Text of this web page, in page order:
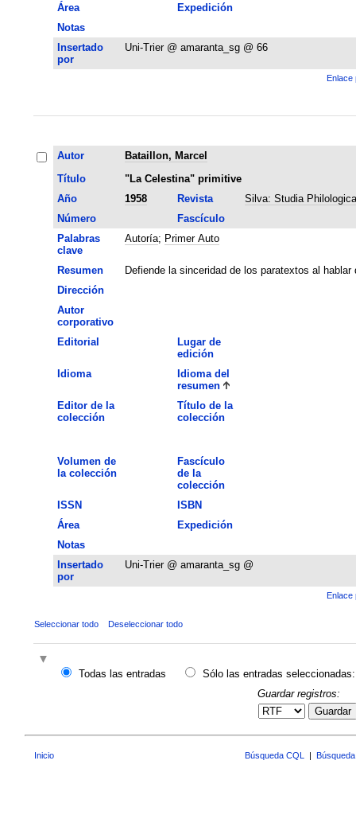
Área
Expedición
Notas
Insertado
por
Uni-Trier @ amaranta_sg @ 66
Enlace
Autor
Bataillon, Marcel
Título
"La Celestina" primitive
Año
1958 Revista
Silva: Studia
Número
Fascículo
Palabras
clave
Autoría; Primer Auto
Resumen
Defiende la sinceridad de los paratextos al
Dirección
Autor
corporativo
Editorial
Lugar de
edición
Idioma
Idioma del
resumen
Editor de la
colección
Título de la
colección
Volumen de
la colección
Fascículo
de la
colección
ISSN
ISBN
Área
Expedición
Notas
Insertado
por
Uni-Trier @ amaranta_sg @
Enlace
Seleccionar todo Deseleccionar todo
Todas las entradas
Sólo las entradas seleccionadas:
Guardar registros:
Guardar
Inicio Búsqueda CQL